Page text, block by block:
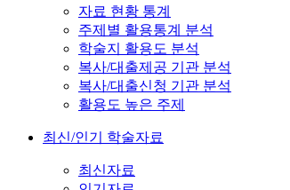
자료 현황 통계
주제별 활용통계 분석
학술지 활용도 분석
복사/대출제공 기관 분석
복사/대출신청 기관 분석
활용도 높은 주제
최신/인기 학술자료
최신자료